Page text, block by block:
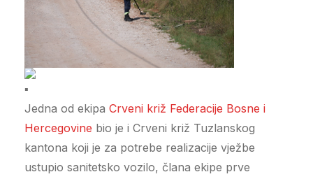
Jedna od ekipa Crveni križ Federacije Bosne i
Hercegovine bio je i Crveni križ Tuzlanskog
kantona koji je za potrebe realizacije vježbe
ustupio sanitetsko vozilo, člana ekipe prve